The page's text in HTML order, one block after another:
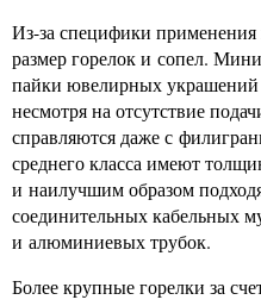
Из-за специфики применения
размер горелок и сопел.
пайки ювелирных украшений
несмотря на отсутствие
справляются даже с
среднего класса имеют
и наилучшим образом
соединительных кабельных
и алюминиевых трубок.
Более крупные горелки за